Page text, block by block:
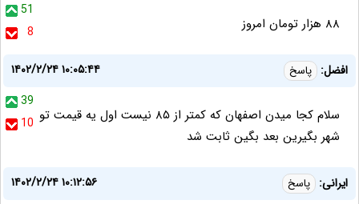
51
8
۸۸ هزار تومان امروز
افضل: پاسخ
۱۴۰۲/۲/۲۴ ۱۰:۰۵:۴۴
39
10 سلام کجا میدن اصفهان که کمتر از ۸۵ نیست اول یه قیمت تو
شهر بگیرین بعد بگین ثابت شد
ایرانی: پاسخ
۱۴۰۲/۲/۲۴ ۱۰:۱۲:۵۶